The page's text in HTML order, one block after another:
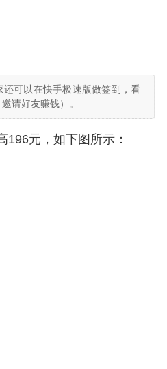
还可以在快手极速版做签到，看
请好友赚钱）。
196元，如下图所示：